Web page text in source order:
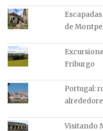
de
Friburgo
Portugal:
Visitando